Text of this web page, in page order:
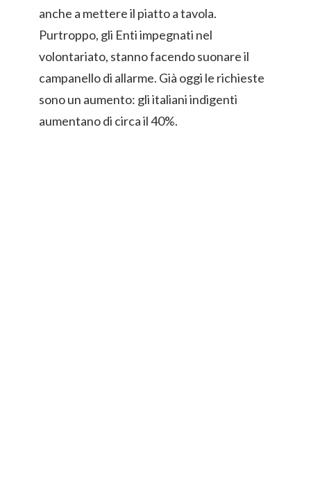
anche a mettere il piatto a tavola.
Purtroppo, gli Enti impegnati nel
volontariato, stanno facendo suonare il
campanello di allarme. Già oggi le richieste
sono un aumento: gli italiani indigenti
aumentano di circa il 40%.